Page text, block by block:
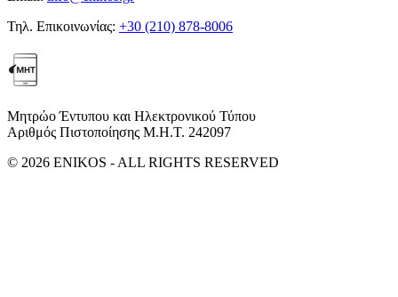
Τηλ. Επικοινωνίας: +30 (210) 878-8006
Μητρώο Έντυπου και Ηλεκτρονικού Τύπου
Αριθμός Πιστοποίησης Μ.Η.Τ. 242097
© 2026 ENIKOS - ALL RIGHTS RESERVED